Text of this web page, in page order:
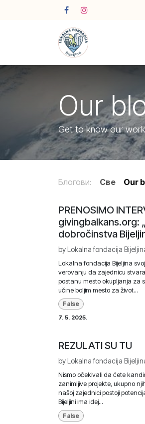
Our
Get to know our
Блогови: Све Our
PRENOSIMO
givingbalkans.org:
dobročinstva
byLokalna fondacija
Lokalna fondacija Bijeljina
verovanju da zajednicu
postanu mesto okupljanja za
učine boljim mesto za život...
False
7. 5. 2025.
REZULATI SU TU
byLokalna fondacija
Nismo očekivali da ćete
zanimljive projekte, ukupno
našoj zajednici postoji
Bijeljini ima idej...
False